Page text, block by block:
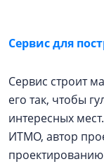
Сервис для
Сервис строит
его так, чтобы
интересных
ИТМО, автор